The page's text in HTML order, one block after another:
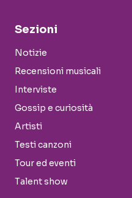
Sezioni
Notizie
Recensioni musicali
Interviste
Gossip e curiosità
Artisti
Testi canzoni
Tour ed eventi
Talent show